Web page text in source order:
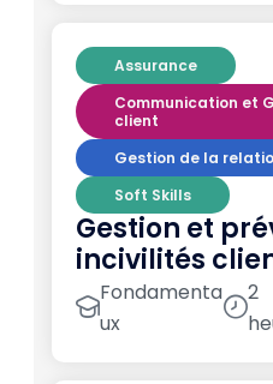
Assurance
Communication et
client
Gestion de la
Soft Skills
Gestion et
incivilités
Fondamenta
ux
2